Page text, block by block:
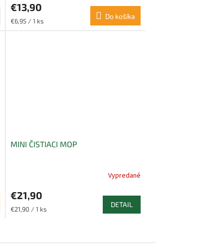
€13,90
Jednotková
cena:
€6,95 / 1 ks
Do košíka
MINI ČISTIACI MOP
Vypredané
€21,90
Jednotková
€21,90 / 1 ks
DETAIL